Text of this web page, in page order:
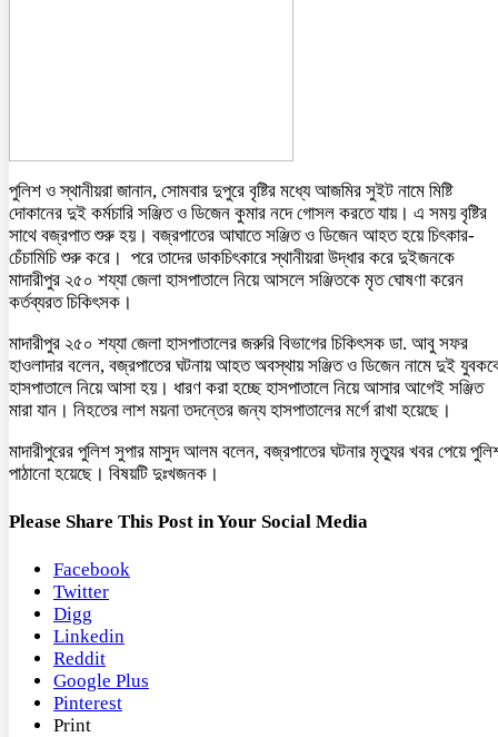
পুলিশ ও স্থানীয়রা জানান, সোমবার দুপুরে বৃষ্টির মধ্যে আজমির সুইট নামে মিষ্টি
দোকানের দুই কর্মচারি সঞ্জিত ও ডিজেন কুমার নদে গোসল করতে যায়। এ সময় বৃষ্টির
সাথে বজ্রপাত শুরু হয়। বজ্রপাতের আঘাতে সঞ্জিত ও ডিজেন আহত হয়ে চিৎকার-
চেঁচামিচি শুরু করে। পরে তাদের ডাকচিৎকারে স্থানীয়রা উদ্ধার করে দুইজনকে
মাদারীপুর ২৫০ শয্যা জেলা হাসপাতালে নিয়ে আসলে সঞ্জিতকে মৃত ঘোষণা করেন
কর্তব্যরত চিকিৎসক।
মাদারীপুর ২৫০ শয্যা জেলা হাসপাতালের জরুরি বিভাগের চিকিৎসক ডা. আবু সফর
হাওলাদার বলেন, বজ্রপাতের ঘটনায় আহত অবস্থায় সঞ্জিত ও ডিজেন নামে দুই
হাসপাতালে নিয়ে আসা হয়। ধারণ করা হচ্ছে হাসপাতালে নিয়ে আসার আগেই সঞ্জিত
মারা যান। নিহতের লাশ ময়না তদন্তের জন্য হাসপাতালের মর্গে রাখা হয়েছে।
মাদারীপুরের পুলিশ সুপার মাসুদ আলম বলেন, বজ্রপাতের ঘটনার মৃত্যুর খবর পেয়ে
পাঠানো হয়েছে। বিষয়টি দুঃখজনক।
Please Share This Post in Your Social Media
Facebook
Twitter
Digg
Linkedin
Reddit
Google Plus
Pinterest
Print